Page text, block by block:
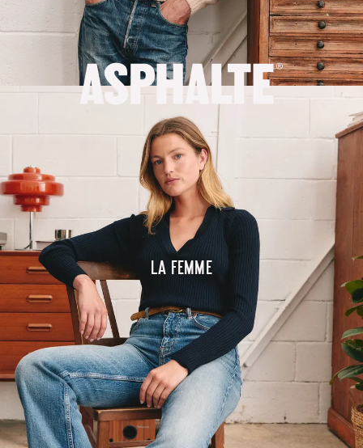
La femme